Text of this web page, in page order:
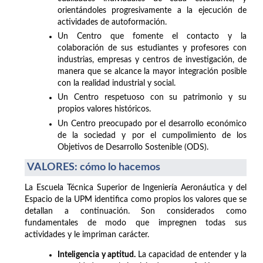
orientándoles progresivamente a la ejecución de
actividades de autoformación.
Un Centro que fomente el contacto y la
colaboración de sus estudiantes y profesores con
industrias, empresas y centros de investigación, de
manera que se alcance la mayor integración posible
con la realidad industrial y social.
Un Centro respetuoso con su patrimonio y su
propios valores históricos.
Un Centro preocupado por el desarrollo económico
de la sociedad y por el cumpolimiento de los
Objetivos de Desarrollo Sostenible (ODS).
VALORES: cómo lo hacemos
La Escuela Técnica Superior de Ingeniería Aeronáutica y del
Espacio de la UPM identifica como propios los valores que se
detallan a continuación. Son considerados como
fundamentales de modo que impregnen todas sus
actividades y le impriman carácter.
Inteligencia y aptitud. La capacidad de entender y la